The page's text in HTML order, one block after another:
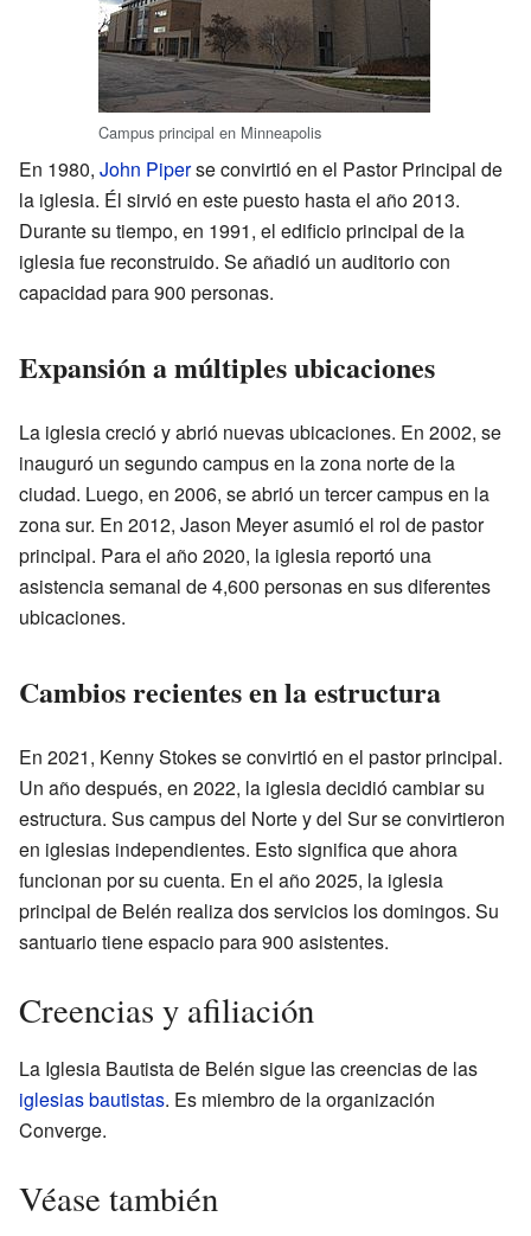
Campus principal en Minneapolis
En 1980, John Piperse convirtió en el Pastor Principal de
la iglesia. Él sirvió en este puesto hasta el año 2013.
Durante su tiempo, en 1991, el edificio principal de la
iglesia fue reconstruido. Se añadió un auditorio con
capacidad para 900 personas.
Expansión a múltiples ubicaciones
La iglesia creció y abrió nuevas ubicaciones. En 2002, se
inauguró un segundo campus en la zona norte de la
ciudad. Luego, en 2006, se abrió un tercer campus en la
zona sur. En 2012, Jason Meyer asumió el rol de pastor
principal. Para el año 2020, la iglesia reportó una
asistencia semanal de 4,600 personas en sus diferentes
ubicaciones.
Cambios recientes en la estructura
En 2021, Kenny Stokes se convirtió en el pastor principal.
Un año después, en 2022, la iglesia decidió cambiar su
estructura. Sus campus del Norte y del Sur se convirtieron
en iglesias independientes. Esto significa que ahora
funcionan por su cuenta. En el año 2025, la iglesia
principal de Belén realiza dos servicios los domingos. Su
santuario tiene espacio para 900 asistentes.
Creencias y afiliación
La Iglesia Bautista de Belén sigue las creencias de las
iglesias bautistas. Es miembro de la organización
Converge.
Véase también